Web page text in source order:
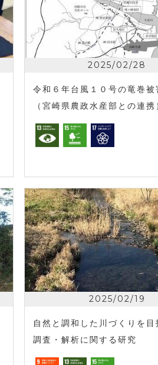
2025/02/28
令和６年台風１０号の竜巻被
（宮崎県農政水産部との連携
2025/02/19
自然と調和した川づくりを目
調査・解析に関する研究